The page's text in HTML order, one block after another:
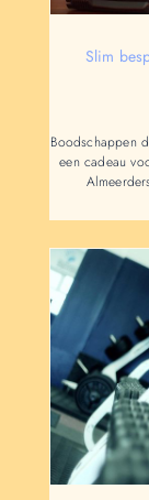
Slim
Boodschappen
een cadeau